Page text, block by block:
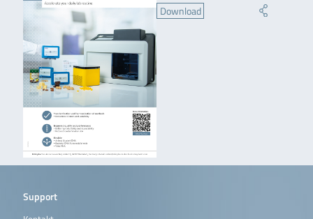
Download
Support